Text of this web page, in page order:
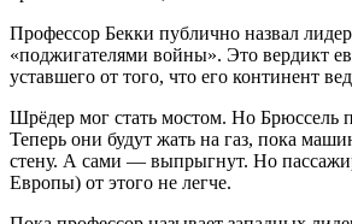
Профессор Бекки публично назвал
«поджигателями войны». Это вердикт
уставшего от того, что его континент
Шрёдер мог стать мостом. Но Брюссель
Теперь они будут жать на газ, пока
стену. А сами — выпрыгнут. Но
Европы) от этого не легче.